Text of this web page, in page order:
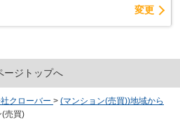
変更
ージトップへ
クローバー > (マンション(売買))地域から
(売買)